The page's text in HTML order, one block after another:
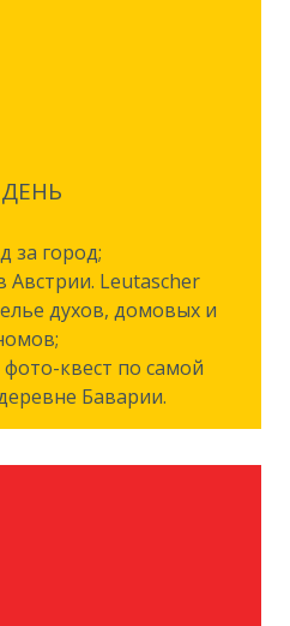
за город;
Австрии. Leutascher
духов, домовых и
квест по самой
Баварии.